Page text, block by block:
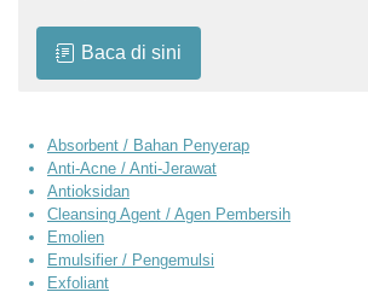
Baca di sini
Absorbent / Bahan Penyerap
Anti-Acne / Anti-Jerawat
Antioksidan
Cleansing Agent / Agen Pembersih
Emolien
Emulsifier / Pengemulsi
Exfoliant